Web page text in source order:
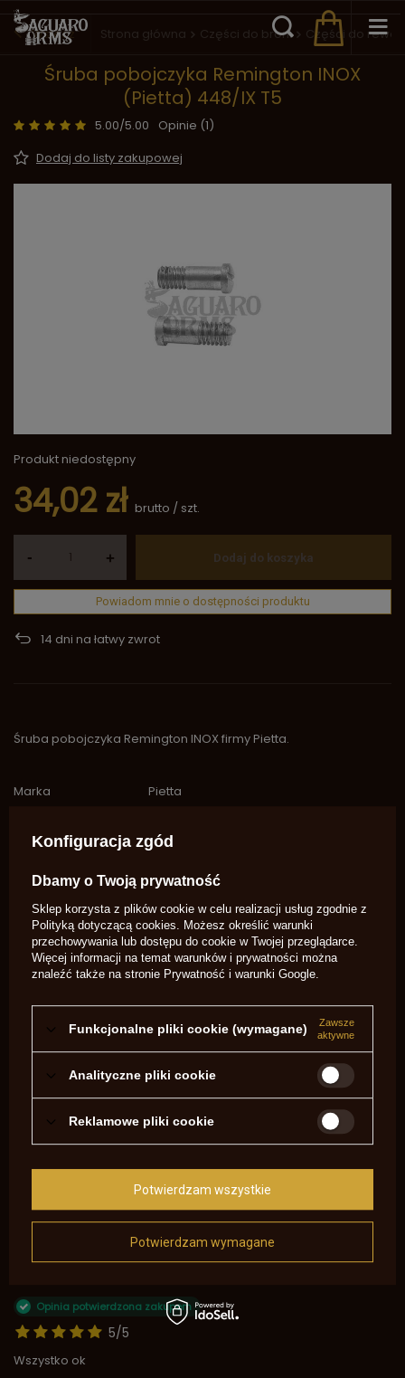
Wstecz Strona główna Części do broni Części do
Śruba pobojczyka Remington INOX
(Pietta) 448/IX T5
5.00/5.00
Opinie (1)
Dodaj do listy zakupowej
Produkt niedostępny
34,02 zł brutto / szt.
- + Dodaj do koszyka
Powiadom mnie o dostępności produktu
14 dni na łatwy zwrot
Śruba pobojczyka Remington INOX firmy Pietta.
Marka
Pietta
Potrzebujesz pomocy? Masz pytania?
niezwłocznie, najciekawsze pytania i
OPINIE O ŚRUBA POBOJCZYKA REMINGTON INOX
(PIETTA) 448/IX T5
5.00
Liczba wystawionych opinii: 1
Napisz swoją opinię
Pokaż tylko opinie potwierdzone zakupem
0
0
5/5
Opinia potwierdzona zakupem
Wszystko ok
Konfiguracja zgód
Dbamy o Twoją prywatność
Sklep korzysta z plików cookie w celu realizacji usług zgodnie z
Polityką dotyczącą cookies. Możesz określić warunki
przechowywania lub dostępu do cookie w Twojej przeglądarce.
Więcej informacji na temat warunków i prywatności można
znaleźć także na stronie Prywatność i warunki Google.
Funkcjonalne pliki cookie (wymagane)
Zawsze
aktywne
Analityczne pliki cookie
Reklamowe pliki cookie
Potwierdzam wymagane
Potwierdzam wszystkie